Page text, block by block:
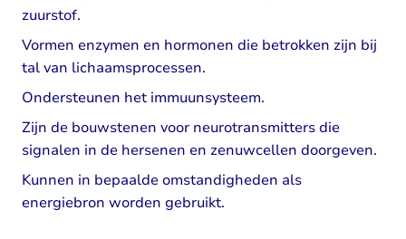
zuurstof.
Vormen enzymen en hormonen die betrokken zijn bij
tal van lichaamsprocessen.
Ondersteunen het immuunsysteem.
Zijn de bouwstenen voor neurotransmitters die
signalen in de hersenen en zenuwcellen doorgeven.
Kunnen in bepaalde omstandigheden als
energiebron worden gebruikt.